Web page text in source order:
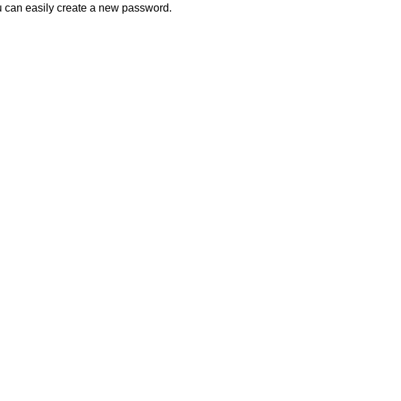
easily create a new password.